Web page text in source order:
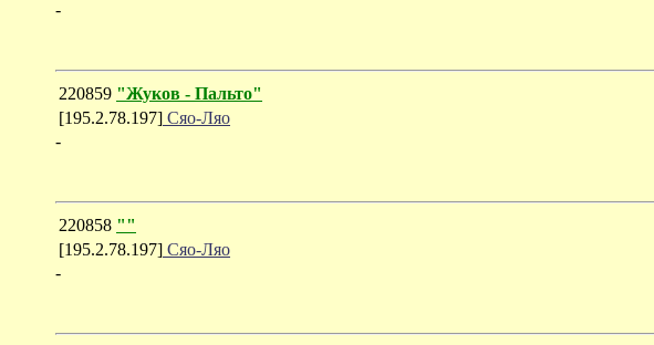
-
220859 "Жуков - Пальто"
[195.2.78.197] Сяо-Ляо
-
220858 ""
[195.2.78.197] Сяо-Ляо
-